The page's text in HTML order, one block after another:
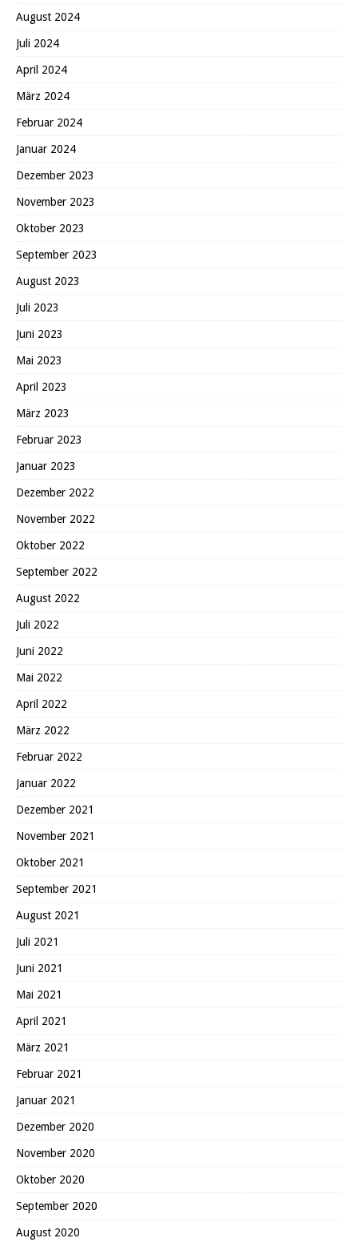
August 2024
Juli 2024
April 2024
März 2024
Februar 2024
Januar 2024
Dezember 2023
November 2023
Oktober 2023
September 2023
August 2023
Juli 2023
Juni 2023
Mai 2023
April 2023
März 2023
Februar 2023
Januar 2023
Dezember 2022
November 2022
Oktober 2022
September 2022
August 2022
Juli 2022
Juni 2022
Mai 2022
April 2022
März 2022
Februar 2022
Januar 2022
Dezember 2021
November 2021
Oktober 2021
September 2021
August 2021
Juli 2021
Juni 2021
Mai 2021
April 2021
März 2021
Februar 2021
Januar 2021
Dezember 2020
November 2020
Oktober 2020
September 2020
August 2020